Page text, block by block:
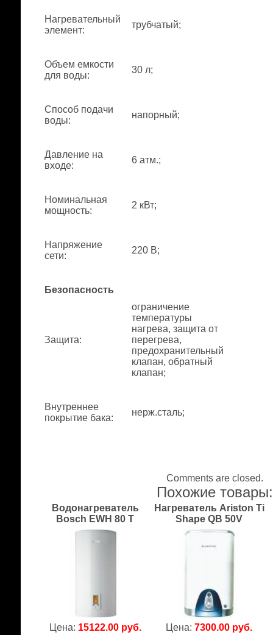
Нагревательный
элемент:
трубчатый;
Объем емкости
для воды:
30 л;
Способ подачи
воды:
напорный;
Давление на
входе:
6 атм.;
Номинальная
мощность:
2 кВт;
Напряжение
сети:
220 В;
Безопасность
Защита:
ограничение
температуры
нагрева, защита от
перегрева,
предохранительный
клапан, обратный
клапан;
Внутреннее
покрытие бака:
нерж.сталь;
Comments are closed.
Похожие товары:
Водонагреватель
Bosch EWH 80 T
Цена: 15122.00 руб.
Нагреватель Ariston Ti
Shape QB 50V
Цена:7300.00 руб.